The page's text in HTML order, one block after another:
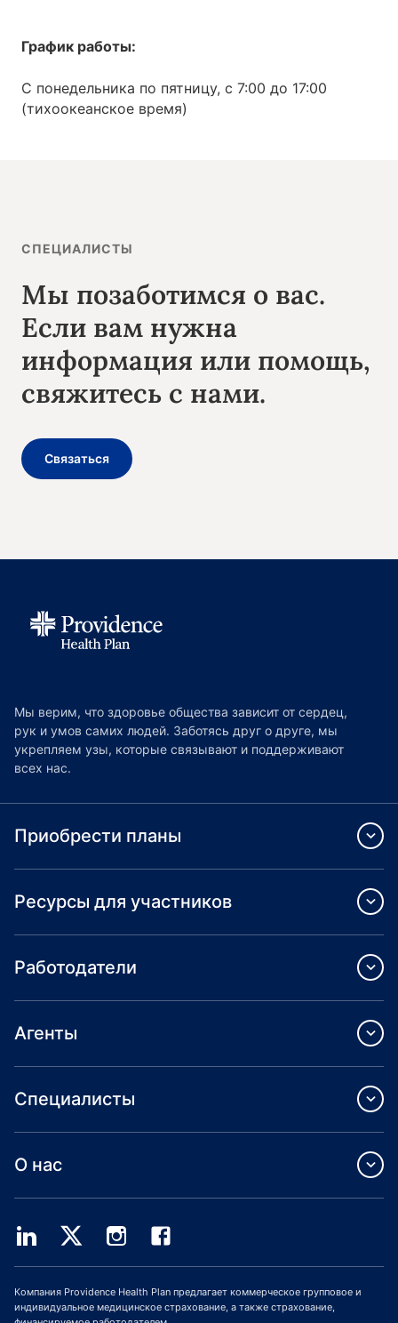
График работы:
С понедельника по пятницу, с 7:00 до 17:00
(тихоокеанское время)
СПЕЦИАЛИСТЫ
Мы позаботимся о вас.
Если вам нужна
информация или помощь,
свяжитесь с нами.
Связаться
Мы верим, что здоровье общества зависит от сердец,
рук и умов самих людей. Заботясь друг о друге, мы
укрепляем узы, которые связывают и поддерживают
всех нас.
Приобрести планы
Ресурсы для участников
Работодатели
Агенты
Специалисты
О нас
Компания Providence Health Plan предлагает коммерческое групповое и
индивидуальное медицинское страхование, а также страхование,